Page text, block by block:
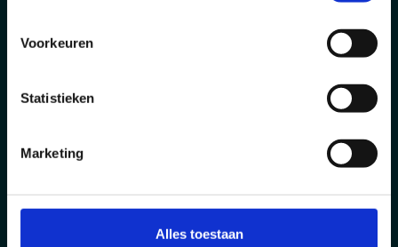
Voorkeuren
Statistieken
Marketing
Alles toestaan
beschrijving van je persoonlijkheid of
Vrijetijdsbesteding en interessen